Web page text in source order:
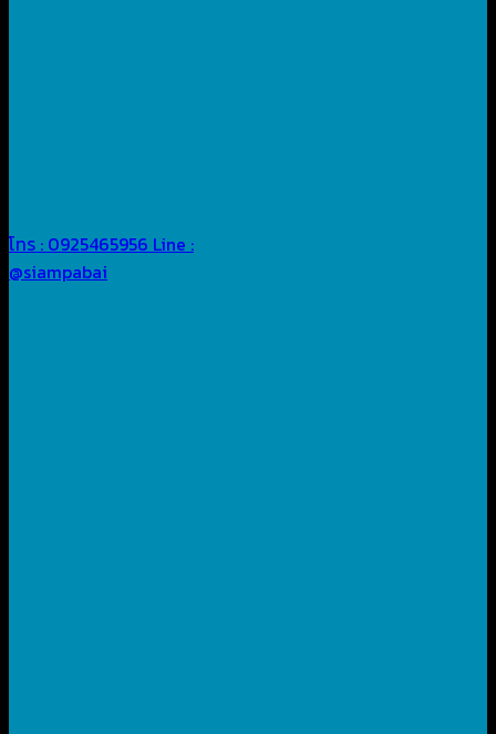
โทร : 0925465956 Line :
@siampabai